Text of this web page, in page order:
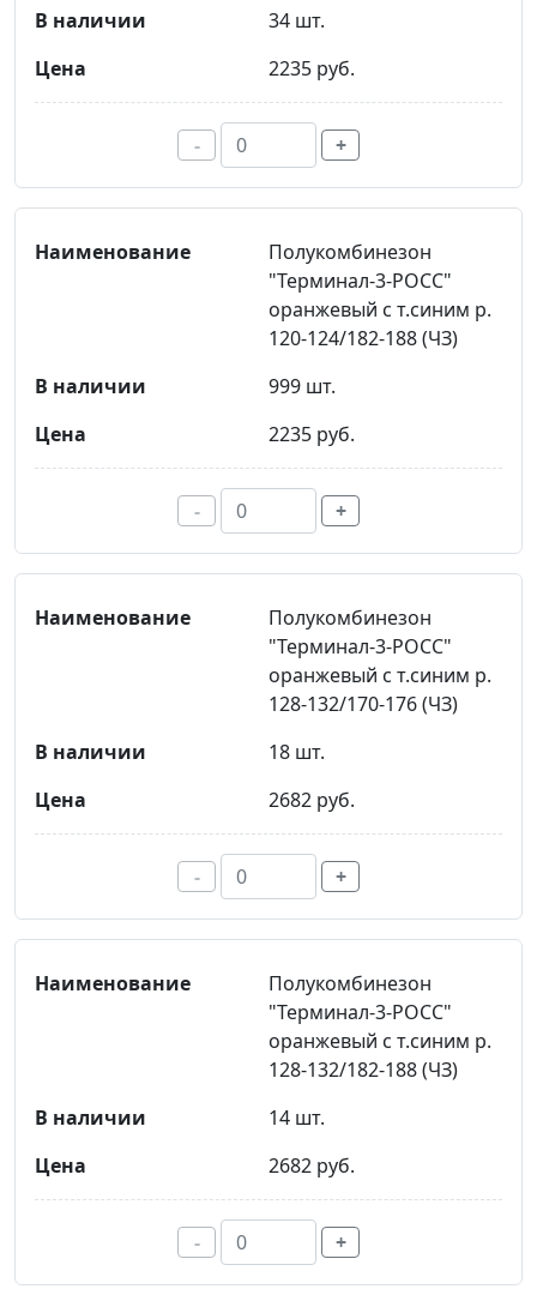
34 шт.
2235 руб.
- +
Полукомбинезон
"Терминал-3-РОСС"
оранжевый с т.синим р.
120-124/182-188 (ЧЗ)
999 шт.
2235 руб.
- +
Полукомбинезон
"Терминал-3-РОСС"
оранжевый с т.синим р.
128-132/170-176 (ЧЗ)
18 шт.
2682 руб.
- +
Полукомбинезон
"Терминал-3-РОСС"
оранжевый с т.синим р.
128-132/182-188 (ЧЗ)
14 шт.
2682 руб.
- +